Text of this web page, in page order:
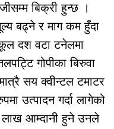
बिक्री हुन्छ ।
बढ्ने र माग कम हुँदा
दश वटा टनेलमा
गोपीका बिरुवा
सय क्वीन्टल टमाटर
उत्पादन गर्दा लागेको
लाख आम्दानी हुने उनले